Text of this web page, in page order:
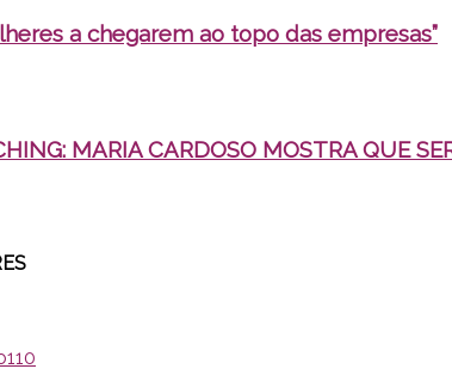
a chegarem ao topo das empresas”
MARIA CARDOSO MOSTRA QUE
110